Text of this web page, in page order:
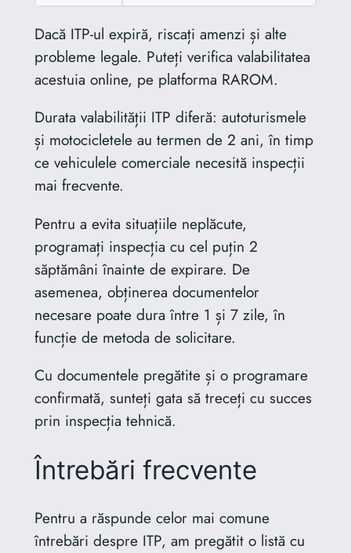
Dacă ITP-ul expiră, riscați amenzi și alte
probleme legale. Puteți verifica valabilitatea
acestuia online, pe platforma RAROM.
Durata valabilității ITP diferă: autoturismele
și motocicletele au termen de 2 ani, în timp
ce vehiculele comerciale necesită inspecții
mai frecvente.
Pentru a evita situațiile neplăcute,
programați inspecția cu cel puțin 2
săptămâni înainte de expirare. De
asemenea, obținerea documentelor
necesare poate dura între 1 și 7 zile, în
funcție de metoda de solicitare.
Cu documentele pregătite și o programare
confirmată, sunteți gata să treceți cu succes
prin inspecția tehnică.
Întrebări frecvente
Pentru a răspunde celor mai comune
întrebări despre ITP, am pregătit o listă cu